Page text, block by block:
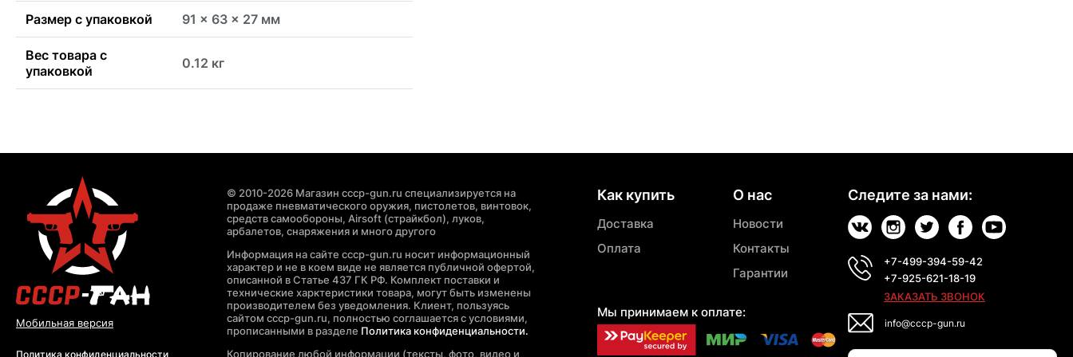
Размер с упаковкой 91 x 63 x 27 мм
Вес товара с
упаковкой
0.12 кг
Мобильная версия
Политика конфиденциальности
© 2010-2026 Магазин cccp-gun.ru специализируется на
продаже пневматического оружия, пистолетов, винтовок,
средств самообороны, Airsoft (страйкбол), луков,
арбалетов, снаряжения и много другого
Информация на сайте cccp-gun.ru носит информационный
характер и не в коем виде не является публичной офертой,
описанной в Статье 437 ГК РФ. Комплект поставки и
технические харктеристики товара, могут быть изменены
производителем без уведомления. Клиент, пользуясь
сайтом cccp-gun.ru, полностью соглашается с условиями,
прописанными в разделе Политика конфиденциальности.
Копирование любой информации (тексты, фото, видео и
Как купить
Доставка
Оплата
Мы принимаем к оплате:
О нас
Новости
Контакты
Гарантии
Следите за нами:
+7-499-394-59-42
+7-925-621-18-19
ЗАКАЗАТЬ ЗВОНОК
info@cccp-gun.ru